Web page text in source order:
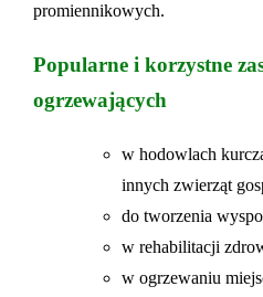
promiennikowych.
Popularne i korzystne
ogrzewających
w hodowlach
innych zwierząt
do tworzenia
w rehabilitacji
w ogrzewaniu